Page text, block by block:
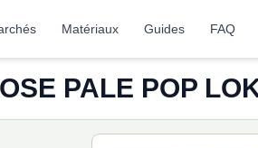
Matériaux Guides FAQ
PALE POP